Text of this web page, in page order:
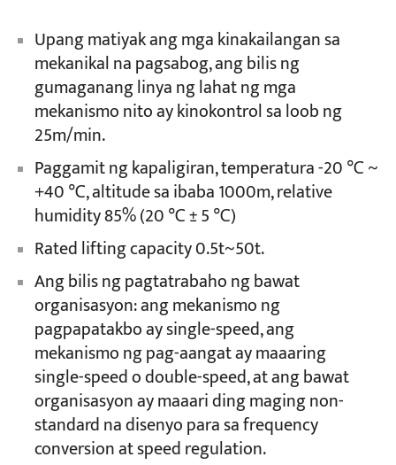
Upang matiyak ang mga kinakailangan sa
mekanikal na pagsabog, ang bilis ng
gumaganang linya ng lahat ng mga
mekanismo nito ay kinokontrol sa loob ng
25m/min.
Paggamit ng kapaligiran, temperatura -20 ℃ ~
+40 ℃, altitude sa ibaba 1000m, relative
humidity 85% (20 ℃ ± 5 ℃)
Rated lifting capacity 0.5t~50t.
Ang bilis ng pagtatrabaho ng bawat
organisasyon: ang mekanismo ng
pagpapatakbo ay single-speed, ang
mekanismo ng pag-aangat ay maaaring
single-speed o double-speed, at ang bawat
organisasyon ay maaari ding maging non-
standard na disenyo para sa frequency
conversion at speed regulation.